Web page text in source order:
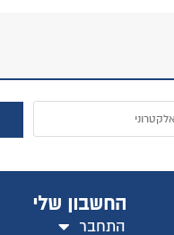
החשבון שלי
התחבר